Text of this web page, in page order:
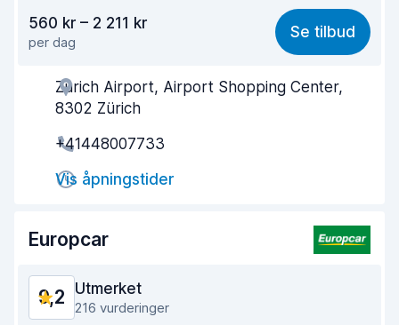
8,6
Enkel å finne 9,5
Hjelp og service
Bilens tilstand 9,5
560 kr – 2 211 kr
per dag
Se tilbud
Zurich Airport, Airport Shopping Center,
8302 Zürich
+41448007733
Vis åpningstider
Europcar
9,2 Utmerket
216 vurderinger